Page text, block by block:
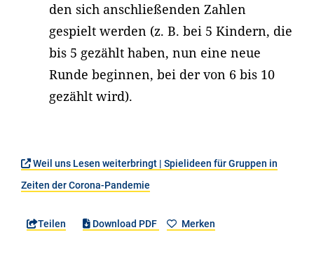
den sich anschließenden Zahlen
gespielt werden (z. B. bei 5 Kindern, die
bis 5 gezählt haben, nun eine neue
Runde beginnen, bei der von 6 bis 10
gezählt wird).
Weil uns Lesen weiterbringt | Spielideen für Gruppen in
Zeiten der Corona-Pandemie
Teilen Download PDF Merken